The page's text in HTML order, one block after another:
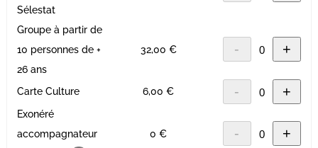
Sélestat
Groupe à partir de
10 personnes de +
26 ans
32,00 € - +
Carte Culture 6,00 € - +
Exonéré
accompagnateur
0 € - +